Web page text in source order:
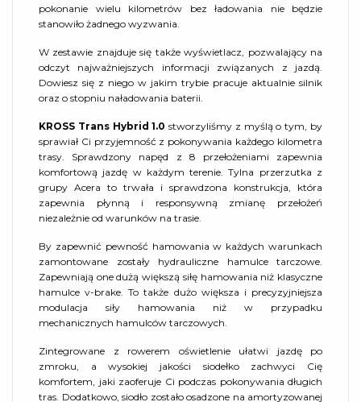
pokonanie wielu kilometrów bez ładowania nie będzie
stanowiło żadnego wyzwania.
W zestawie znajduje się także wyświetlacz, pozwalający na
odczyt najważniejszych informacji związanych z jazdą.
Dowiesz się z niego w jakim trybie pracuje aktualnie silnik
oraz o stopniu naładowania baterii.
KROSS Trans Hybrid 1.0 stworzyliśmy z myślą o tym, by
sprawiał Ci przyjemność z pokonywania każdego kilometra
trasy. Sprawdzony napęd z 8 przełożeniami zapewnia
komfortową jazdę w każdym terenie. Tylna przerzutka z
grupy Acera to trwała i sprawdzona konstrukcja, która
zapewnia płynną i responsywną zmianę przełożeń
niezależnie od warunków na trasie.
By zapewnić pewność hamowania w każdych warunkach
zamontowane zostały hydrauliczne hamulce tarczowe.
Zapewniają one dużą większą siłę hamowania niż klasyczne
hamulce v-brake. To także dużo większa i precyzyjniejsza
modulacja siły hamowania niż w przypadku
mechanicznych hamulców tarczowych.
Zintegrowane z rowerem oświetlenie ułatwi jazdę po
zmroku, a wysokiej jakości siodełko zachwyci Cię
komfortem, jaki zaoferuje Ci podczas pokonywania długich
tras. Dodatkowo, siodło zostało osadzone na amortyzowanej